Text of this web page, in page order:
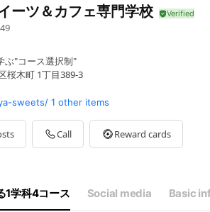
ーツ＆カフェ専門学校
ぶ"コース選択制"
桜木町 1丁目389‐3
sweets/ 1 other items
Call Reward cards
1学科4コース Social media Basic